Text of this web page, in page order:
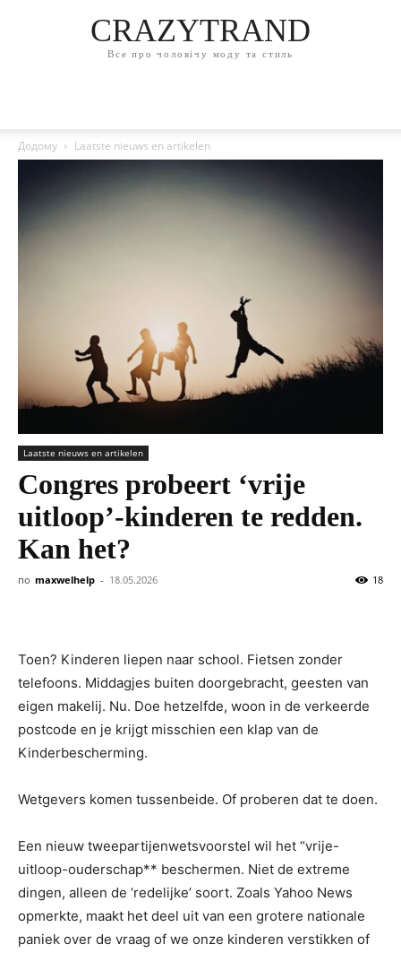
CRAZYTRAND
Все про чоловічу моду та стиль
Додому Laatste nieuws en artikelen
Laatste nieuws en artikelen
Congres probeert ‘vrije
uitloop’-kinderen te redden.
Kan het?
по maxwelhelp - 18.05.2026 18
Toen? Kinderen liepen naar school. Fietsen zonder
telefoons. Middagjes buiten doorgebracht, geesten van
eigen makelij. Nu. Doe hetzelfde, woon in de verkeerde
postcode en je krijgt misschien een klap van de
Kinderbescherming.
Wetgevers komen tussenbeide. Of proberen dat te doen.
Een nieuw tweepartijenwetsvoorstel wil het “vrije-
uitloop-ouderschap** beschermen. Niet de extreme
dingen, alleen de ‘redelijke’ soort. Zoals Yahoo News
opmerkte, maakt het deel uit van een grotere nationale
paniek over de vraag of we onze kinderen verstikken of